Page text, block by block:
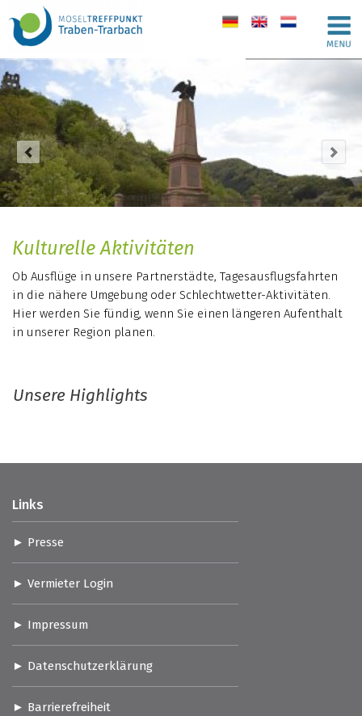
de en nl
Kulturelle Aktivitäten
Ob Ausflüge in unsere Partnerstädte, Tagesausflugsfahrten
in die nähere Umgebung oder Schlechtwetter-Aktivitäten.
Hier werden Sie fündig, wenn Sie einen längeren Aufenthalt
in unserer Region planen.
Unsere Highlights
Links
Presse
Vermieter Login
Impressum
Datenschutzerklärung
Barrierefreiheit